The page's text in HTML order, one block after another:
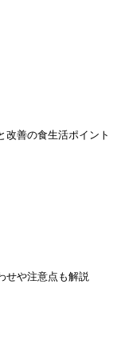
改善の食生活ポイント
せや注意点も解説